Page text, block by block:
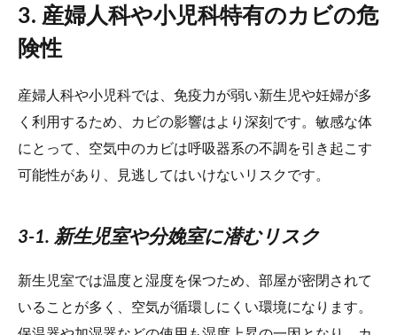
3. 産婦人科や小児科特有のカビの危
険性
産婦人科や小児科では、免疫力が弱い新生児や妊婦が多
く利用するため、カビの影響はより深刻です。敏感な体
にとって、空気中のカビは呼吸器系の不調を引き起こす
可能性があり、見逃してはいけないリスクです。
3-1. 新生児室や分娩室に潜むリスク
新生児室では温度と湿度を保つため、部屋が密閉されて
いることが多く、空気が循環しにくい環境になります。